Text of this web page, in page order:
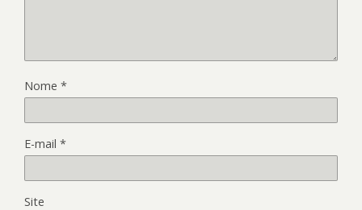
Nome *
E-mail *
Site